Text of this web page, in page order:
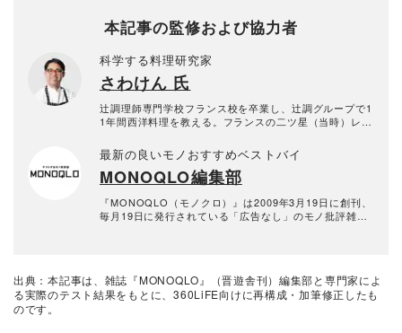
本記事の監修および協力者
科学する料理研究家
さわけん 氏
辻調理師専門学校フランス校を卒業し、辻調グループで1
1年間西洋料理を教える。フランスの二ツ星（当時）レス
もある本格派。その後、イタリアンカフェのシェフを経
て料理研究家に転身し、世界の料理を研究する。科学的
に料理を考え、狙った通りの料理をつくるレシピの達人
に。2010年よりキッチンまわり評論家として、毎月30～
50品の食品や調味料を実食検証する。食品類だけでなく
調理器具・家電も含め、日本一「食」に関する比較をし
最新の良いモノおすすめベストバイ
MONOQLO編集部
『MONOQLO（モノクロ）』は2009年3月19日に創刊、
毎月19日に発行されている「広告なし」のモノ批評雑誌
に良いモノ」だけを厳選して紹介。編集長・山田和樹を
中心に、11名以上の編集体制で日々の検証・記事制作を
出典：本記事は、雑誌『MONOQLO』（晋遊舎刊）編集部と専門家によ
る実際のテスト結果をもとに、360LiFE向けに再構成・加筆修正したも
のです。